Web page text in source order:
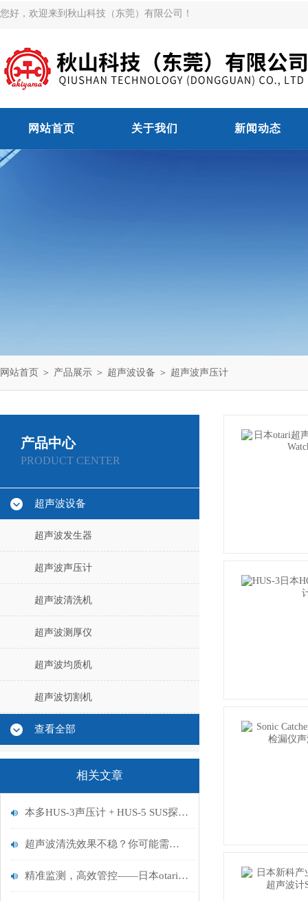
您好，欢迎来到秋山科技（东莞）有限公司！
网站首页 关于我们 新闻动态
网站首页 ＞ 产品展示 ＞ 超声波设备 ＞ 超声波声压计
产品中心
PRODUCT CENTER
超声波设备
超声波发生器
超声波声压计
超声波清洗机
超声波测厚仪
超声波均质机
超声波切割机
查看全部
相关文章
本多HUS-3声压计 + HUS-5 SUS探头，精准检测碱性/有机溶剂清洗槽
超声波清洗效果不稳？你可能需要这样一台“声压监控官”
精准监测，高效管控——日本otari超声波音压计Sonic Watcher 2深度解析